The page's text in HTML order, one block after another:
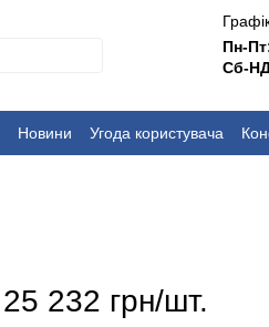
Пн-
Сб-
Новини Угода користувача
25 232 грн/шт.